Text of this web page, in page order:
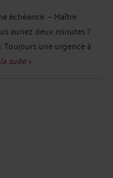
échéance. — Maître
auriez deux minutes ?
une urgence à
suite >